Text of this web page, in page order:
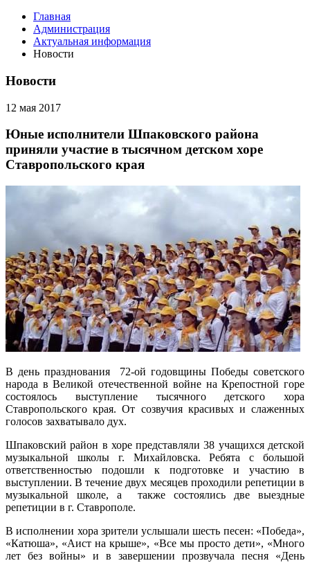
Главная
Администрация
Актуальная информация
Новости
Новости
12 мая 2017
Юные исполнители Шпаковского района
приняли участие в тысячном детском хоре
Ставропольского края
В день празднования 72-ой годовщины Победы советского
народа в Великой отечественной войне на Крепостной горе
состоялось выступление тысячного детского хора
Ставропольского края. От созвучия красивых и слаженных
голосов захватывало дух.
Шпаковский район в хоре представляли 38 учащихся детской
музыкальной школы г. Михайловска. Ребята с большой
ответственностью подошли к подготовке и участию в
выступлении. В течение двух месяцев проходили репетиции в
музыкальной школе, а также состоялись две выездные
репетиции в г. Ставрополе.
В исполнении хора зрители услышали шесть песен: «Победа»,
«Катюша», «Аист на крыше», «Все мы просто дети», «Много
лет без войны» и в завершении прозвучала песня «День